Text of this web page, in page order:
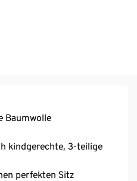
Baumwolle
kindgerechte, 3-teilige
perfekten Sitz